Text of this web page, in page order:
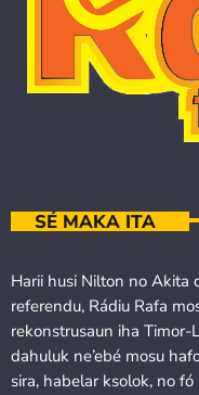
SÉ MAKA ITA
Harii husi Nilton no Akita
referendu, Rádiu Rafa
rekonstrusaun iha Timor-
dahuluk ne’ebé mosu
sira, habelar ksolok, no